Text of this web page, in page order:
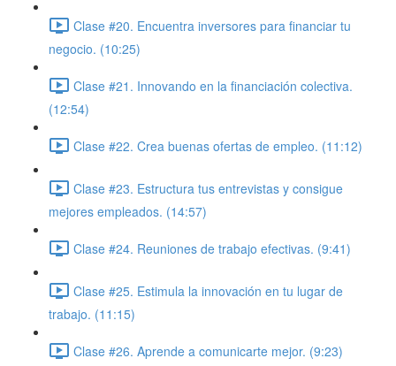
Clase #20. Encuentra inversores para financiar tu
negocio. (10:25)
Clase #21. Innovando en la financiación colectiva.
(12:54)
Clase #22. Crea buenas ofertas de empleo. (11:12)
Clase #23. Estructura tus entrevistas y consigue
mejores empleados. (14:57)
Clase #24. Reuniones de trabajo efectivas. (9:41)
Clase #25. Estimula la innovación en tu lugar de
trabajo. (11:15)
Clase #26. Aprende a comunicarte mejor. (9:23)